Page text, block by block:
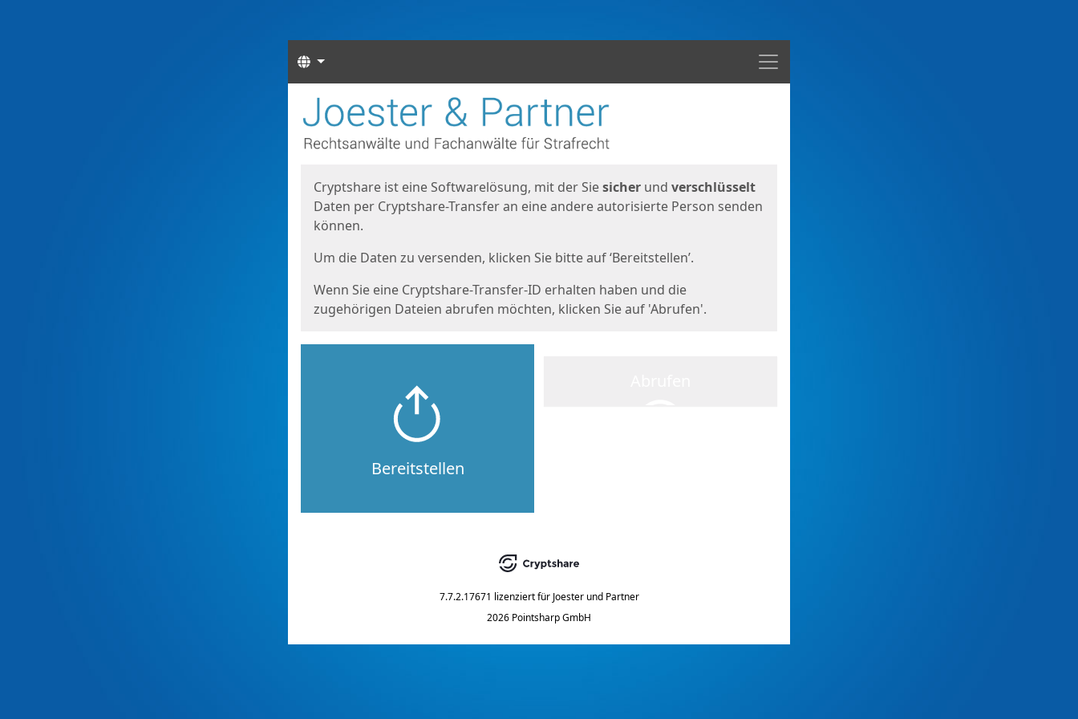
Menü
Sprachen
Start
Cryptshare ist eine Softwarelösung, mit der Siesicher und verschlüsselt
Daten per Cryptshare-Transfer an eine andere autorisierte Person senden
können.
Um die Daten zu versenden, klicken Sie bitte auf ‘Bereitstellen’.
Wenn Sie eine Cryptshare-Transfer-ID erhalten haben und die
zugehörigen Dateien abrufen möchten, klicken Sie auf 'Abrufen'.
Bereitstellen
7.7.2.17671 lizenziert für Joester und Partner
2026 Pointsharp GmbH